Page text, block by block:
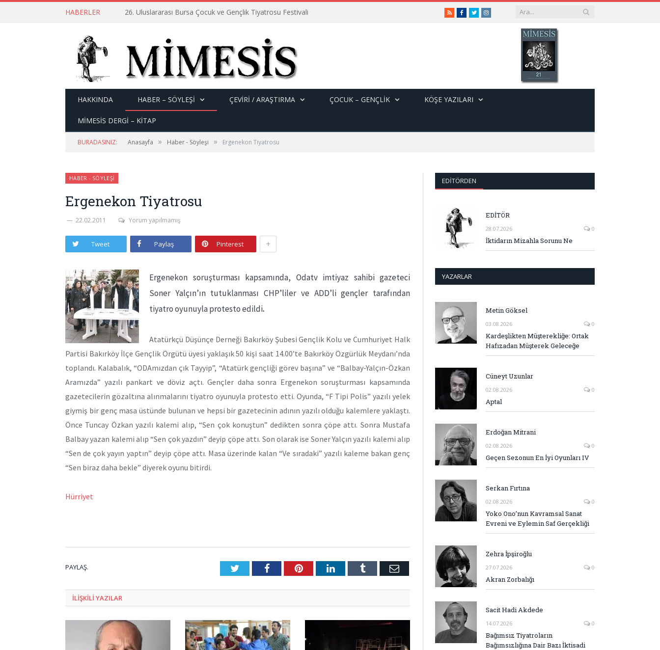
HABERLER 26. Uluslararası Bursa Çocuk ve Gençlik Tiyatrosu Festivali RSSFacebook
TwitterInstagram
HAKKINDA HABER – SÖYLEŞI ÇEVİRİ / ARAŞTIRMA ÇOCUK – GENÇLIK KÖŞE YAZILARI
MİMESİS DERGİ – KİTAP
BURADASINIZ: Anasayfa » Haber - Söyleşi » Ergenekon Tiyatrosu
HABER - SÖYLEŞI
Ergenekon Tiyatrosu
22.02.2011 Yorum yapılmamış
Tweet Paylaş Pinterest +
Ergenekon soruşturması kapsamında, Odatv imtiyaz sahibi gazeteci
Soner Yalçın’ın tutuklanması CHP’liler ve ADD’li gençler tarafından
tiyatro oyunuyla protesto edildi.
Atatürkçü Düşünçe Derneği Bakırköy Şubesi Gençlik Kolu ve Cumhuriyet Halk
Partisi Bakırköy İlçe Gençlik Örgütü üyesi yaklaşık 50 kişi saat 14.00’te Bakırköy Özgürlük Meydanı’nda
toplandı. Kalabalık, “ODAmızdan çık Tayyip”, “Atatürk gençliği görev başına” ve “Balbay-Yalçın-Özkan
Aramızda” yazılı pankart ve döviz açtı. Gençler daha sonra Ergenekon soruşturması kapsamında
gazetecilerin gözaltına alınmalarını tiyatro oyunuyla protesto etti. Oyunda, “F Tipi Polis” yazılı yelek
giymiş bir genç masa üstünde bulunan ve hepsi bir gazetecinin adının yazılı olduğu kalemlere yaklaştı.
Önce Tuncay Özkan yazılı kalemi alıp, “Sen çok konuştun” dedikten sonra çöpe attı. Sonra Mustafa
Balbay yazan kalemi alıp “Sen çok yazdın” deyip çöpe attı. Son olarak ise Soner Yalçın yazılı kalemi alıp
“Sen de çok yayın yaptın” deyip çöpe attı. Masa üzerinde kalan “Ve sıradaki” yazılı kaleme bakan genç
“Sen biraz daha bekle” diyerek oyunu bitirdi.
Hürriyet
PAYLAŞ. TwitterFacebookPinterestLinkedInTumblr E-
ILIŞKILI YAZILAR
EDITÖRDEN
EDİTÖR
28.07.2026 0
İktidarın Mizahla Sorunu Ne
YAZARLAR
Metin Göksel
03.08.2026 0
Kardeşlikten Müşterekliğe: Ortak
Hafızadan Müşterek Geleceğe
Cüneyt Uzunlar
02.08.2026 0
Aptal
Erdoğan Mitrani
02.08.2026 0
Geçen Sezonun En İyi Oyunları IV
Serkan Fırtına
02.08.2026 0
Yoko Ono’nun Kavramsal Sanat
Evreni ve Eylemin Saf Gerçekliği
Zehra İpşiroğlu
27.07.2026 0
Akran Zorbalığı
Sacit Hadi Akdede
14.07.2026 0
Bağımsız Tiyatroların
Bağımsızlığına Dair Bazı İktisadi